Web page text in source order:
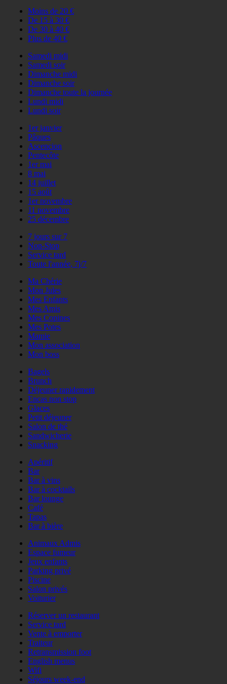
Moins de 20 €
De 15 à 30 €
De 30 à 40 €
Plus de 40 €
Samedi midi
Samedi soir
Dimanche midi
Dimanche soir
Dimanche toute la journée
Lundi midi
Lundi soir
1er janvier
Pâques
Ascencion
Pentecôte
1er mai
8 mai
14 juillet
15 août
1er novembre
11 novembre
25 décembre
7 jours sur 7
Non-Stop
Service tard
Toute l'année, 7j/7
Ma Chérie
Mon Jules
Mes Enfants
Mes Amis
Mes Copines
Mes Potes
Mamie
Mon association
Mon boss
Bagels
Brunch
Déjeuner rapidement
Encas non stop
Glaces
Petit déjeuner
Salon de thé
Sandwicherie
Snacking
Apéritif
Bar
Bar à vins
Bar à cocktails
Bar lounge
Café
Tapas
Bar à bière
Animaux Admis
Espace fumeur
Jeux enfants
Parking privé
Piscine
Salon privés
Voiturier
Réserver un restaurant
Service tard
Vente à emporter
Traiteur
Retransmission foot
English menus
Wifi
Séjours week-end